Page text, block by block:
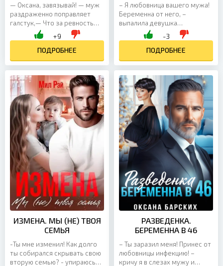
— Оксана, завязывай! — муж
раздраженно поправляет
галстук,— Что за ревность
такая? Мы с Аллой уже семь
лет как в разводе! Хватит
мне мозги выносить!...
+9
ПОДРОБНЕЕ
– Я любовница вашего мужа!
Беременна от него, –
выпалила девушка
скороговоркой и выпятила
живот. Я только рассмеялась
в ответ. Нет, девушка
конечно...
-3
ПОДРОБНЕЕ
ИЗМЕНА. МЫ (НЕ) ТВОЯ
СЕМЬЯ
-Ты мне изменил! Как долго
ты собирался скрывать свою
вторую семью? - упираюсь
РАЗВЕДЕНКА.
БЕРЕМЕННА В 46
– Ты заразил меня! Принес от
любовницы инфекцию! –
кричу я в слезах мужу и